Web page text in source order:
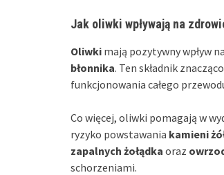
Jak oliwki wpływają na
Oliwki mają pozytywny wpływ
błonnika. Ten składnik
funkcjonowania całego
Co więcej, oliwki pomagają w
ryzyko powstawania kamieni
zapalnych żołądka oraz
schorzeniami.